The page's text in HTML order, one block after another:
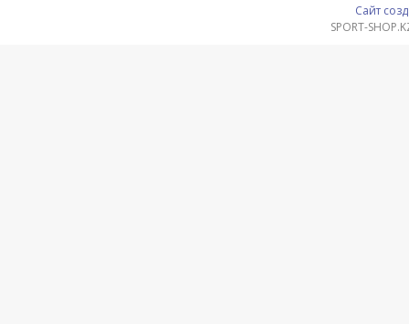
Сайт
SPORT-